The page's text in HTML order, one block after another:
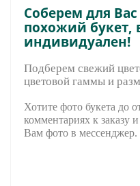
Соберем для
похожий букет,
индивидуален!
Подберем свежий
цветовой гаммы и
Хотите фото букета до
комментариях к заказу
Вам фото в мессенджер.